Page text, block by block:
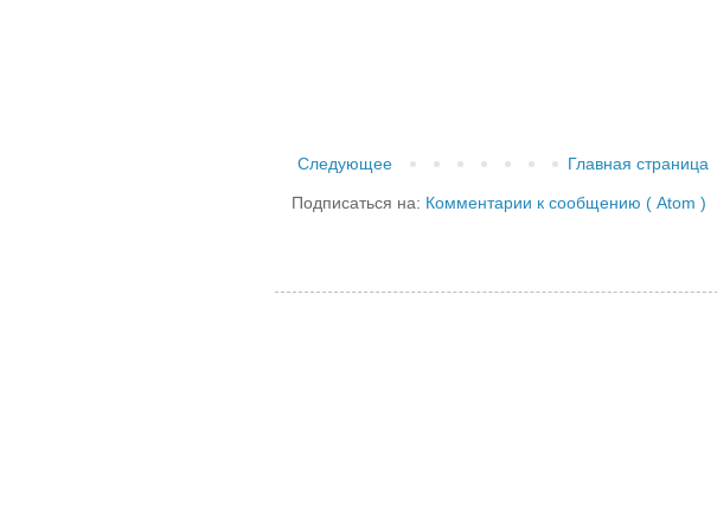
Следующее Главная страница
Подписаться на: Комментарии к сообщению ( Atom )